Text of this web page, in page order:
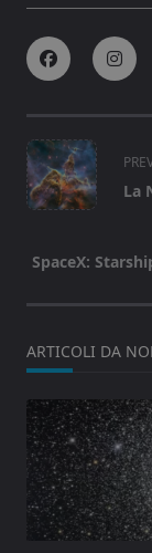
<span
class="nav-
subtitle
reader-
La
SpaceX:
ARTICOLI DA